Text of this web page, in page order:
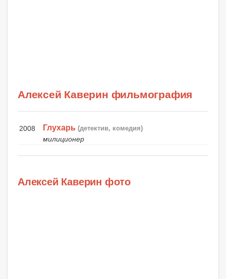
Алексей Каверин фильмография
2008 Глухарь (детектив, комедия)
милиционер
Алексей Каверин фото